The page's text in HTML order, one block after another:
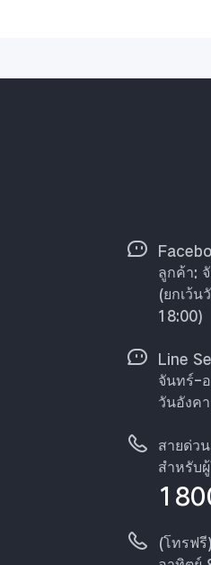
ลูกค้า:
(ยกเว้น
18:00)
Line
จันทร์-
วันอังค
สายด่ว
สำหรับ
(โทรฟ